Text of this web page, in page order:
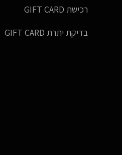
רכישת GIFT CARD
בדיקת יתרת GIFT CARD